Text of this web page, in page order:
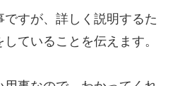
すが、詳しく説明するた
ていることを伝えます。